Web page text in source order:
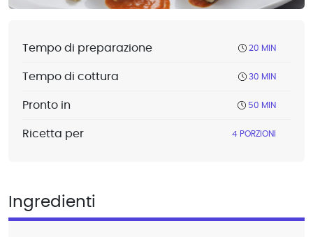
Tempo di preparazione 20 MIN
Tempo di cottura 30 MIN
Pronto in 50 MIN
Ricetta per 4 PORZIONI
Ingredienti